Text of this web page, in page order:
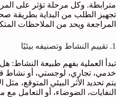
مترابطة. وكل مرحلة تؤثر على
تجهيز الطلب من البداية بطريقة
المراجعة ويحد من الملاحظات
1. تقييم النشاط وتصنيفه بيئيًا
تبدأ العملية بفهم طبيعة النشاط:
خدمي، تجاري، لوجستي، أو نشاط
يتم تحديد الأثر البيئي المتوقع، مثل
النفايات، الضوضاء، أو التعامل